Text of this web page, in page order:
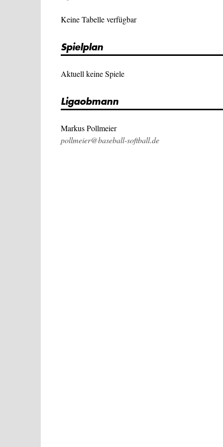
Keine Tabelle verfügbar
Spielplan
Aktuell keine Spiele
Ligaobmann
Markus Pollmeier
pollmeier@baseball-softball.de